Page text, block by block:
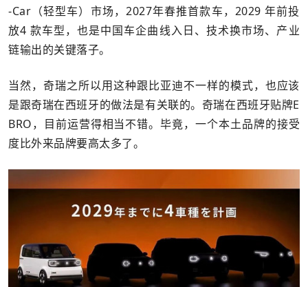
-Car（轻型车）市场，2027年春推首款车，2029 年前投
放4 款车型，也是中国车企曲线入日、技术换市场、产业
链输出的关键落子。
当然，奇瑞之所以用这种跟比亚迪不一样的模式，也应该
是跟奇瑞在西班牙的做法是有关联的。奇瑞在西班牙贴牌E
BRO，目前运营得相当不错。毕竟，一个本土品牌的接受
度比外来品牌要高太多了。